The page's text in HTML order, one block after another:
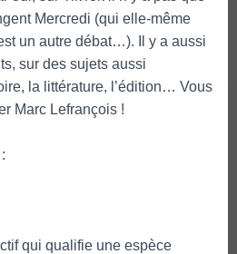
Mercredi (qui elle-même
un autre débat…). Il y a aussi
sur des sujets aussi
la littérature, l’édition… Vous
Marc Lefrançois !
qui qualifie une espèce